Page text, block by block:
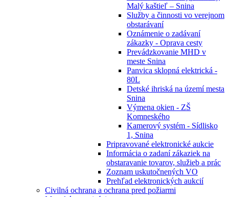
Malý kaštieľ – Snina
Služby a činnosti vo verejnom
obstarávaní
Oznámenie o zadávaní
zákazky - Oprava cesty
Prevádzkovanie MHD v
meste Snina
Panvica sklopná elektrická -
80L
Detské ihriská na území mesta
Snina
Výmena okien - ZŠ
Komneského
Kamerový systém - Sídlisko
1, Snina
Pripravované elektronické aukcie
Informácia o zadaní zákaziek na
obstaravanie tovarov, služieb a prác
Zoznam uskutočnených VO
Prehľad elektronických aukcií
Civilná ochrana a ochrana pred požiarmi